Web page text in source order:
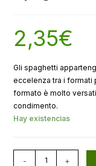
2,35€
Gli spaghetti
eccelenza tra i formati
formato è molto
condimento.
Hay existencias
- +